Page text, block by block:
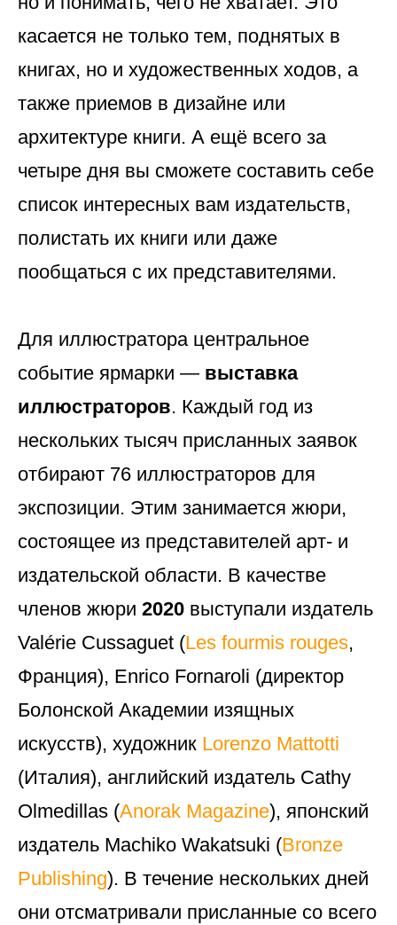
касается не только тем, поднятых в
книгах, но и художественных ходов, а
также приемов в дизайне или
архитектуре книги. А ещё всего за
четыре дня вы сможете составить себе
список интересных вам издательств,
полистать их книги или даже
пообщаться с их представителями.
Для иллюстратора центральное
событие ярмарки — выставка
иллюстраторов. Каждый год из
нескольких тысяч присланных заявок
отбирают 76 иллюстраторов для
экспозиции. Этим занимается жюри,
состоящее из представителей арт- и
издательской области. В качестве
членов жюри 2020 выступали издатель
Valérie Cussaguet (Les fourmis rouges,
Франция), Enrico Fornaroli (директор
Болонской Академии изящных
искусств), художник Lorenzo Mattotti
(Италия), английский издатель Cathy
Olmedillas (Anorak Magazine), японский
издатель Machiko Wakatsuki (Bronze
Publishing). В течение нескольких дней
они отсматривали присланные со всего